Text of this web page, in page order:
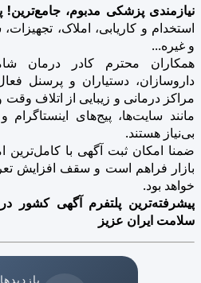
نیازمندی پزشکی مدبوم، جامع‌ترین!
استخدام و کاریابی، املاک،
و غیره...
همکاران محترم کادر درمان
داروسازان، دستیاران و پرسنل
مراکز درمانی و زیبایی از اتلاف وقت
مانند سایت‌ها، پیج‌های
بی‌نیاز هستند.
ضمنا امکان ثبت آگهی با کامل‌ترین
خواهد بود.
پیشرفته‌ترین پلتفرم آگهی کشور
سلامت ایران عزیز